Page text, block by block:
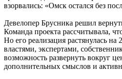
взорвались: «Омск остался без
Девелопер Брусника решил
Команда проекта рассчитывала,
Но его реализация растянулась на
властями, экспертами,
возможность развернуть вокруг
дополнительных смыслов и